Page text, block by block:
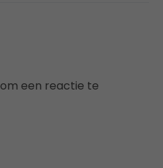
om een reactie te